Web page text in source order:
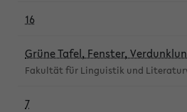
16
Grüne Tafel, Fenster,
Fakultät für Linguistik und
7